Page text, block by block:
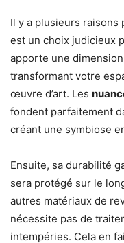
Il y a plusieurs raisons
est un choix judicieux
apporte une
transformant votre
œuvre d’art. Les
fondent parfaitement
créant une symbiose
Ensuite, sa durabilité
sera protégé sur le
autres matériaux de
nécessite pas de
intempéries. Cela en